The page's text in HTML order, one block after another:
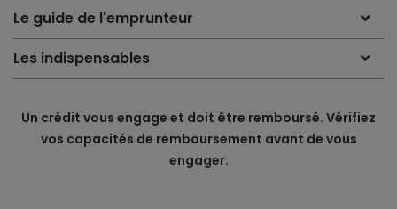
Le guide de l'emprunteur
Les indispensables
Un crédit vous engage et doit être remboursé. Vérifiez
vos capacités de remboursement avant de vous
engager.